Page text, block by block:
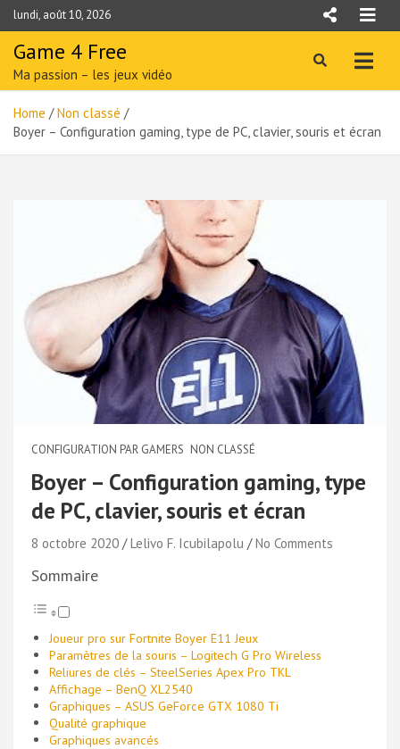
Skip
to
content
lundi, août 10, 2026
Game 4 Free
Ma passion – les jeux vidéo
Home
Non classé
Boyer – Configuration gaming, type de PC, clavier, souris et écran
CONFIGURATION PAR GAMERS NON CLASSÉ
Boyer – Configuration gaming, type
de PC, clavier, souris et écran
8 octobre 2020 Lelivo F. Icubilapolu No Comments
Sommaire
Joueur pro sur Fortnite Boyer E11 Jeux
Paramètres de la souris – Logitech G Pro Wireless
Reliures de clés – SteelSeries Apex Pro TKL
Affichage – BenQ XL2540
Graphiques – ASUS GeForce GTX 1080 Ti
Qualité graphique
Graphiques avancés